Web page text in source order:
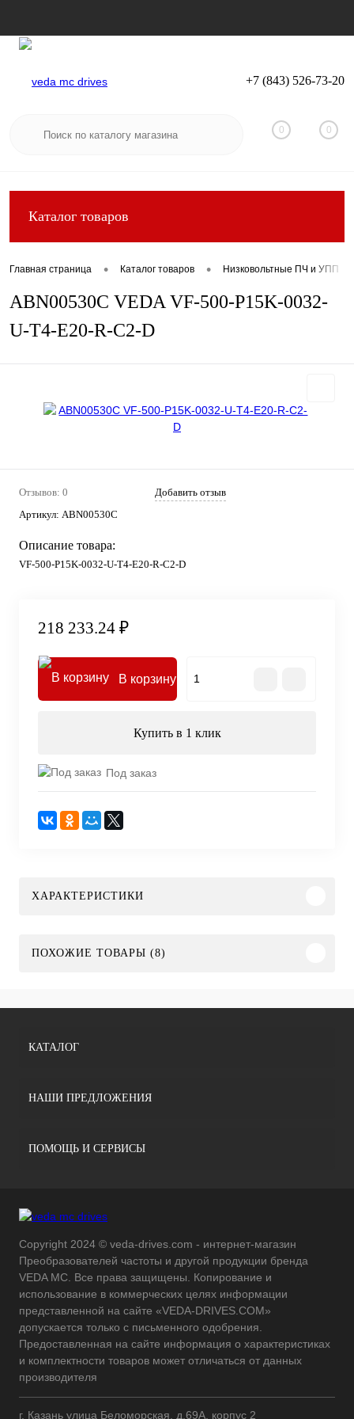
Вход Регистрация
+7 (843) 526-73-20
0 0
Каталог товаров
Главная страница • Каталог товаров • Низковольтные ПЧ и УПП
ABN00530C VEDA VF-500-P15K-0032-
U-T4-E20-R-C2-D
Отзывов: 0
Добавить отзыв
Артикул: ABN00530C
Описание товара:
VF-500-P15K-0032-U-T4-E20-R-C2-D
218 233.24 ₽
В корзину
Купить в 1 клик
Под заказ
ХАРАКТЕРИСТИКИ
ПОХОЖИЕ ТОВАРЫ (8)
КАТАЛОГ
НАШИ ПРЕДЛОЖЕНИЯ
ПОМОЩЬ И СЕРВИСЫ
Copyright 2024 © veda-drives.com - интернет-магазин
Преобразователей частоты и другой продукции бренда
VEDA MC. Все права защищены. Копирование и
использование в коммерческих целях информации
представленной на сайте «VEDA-DRIVES.COM»
допускается только с письменного одобрения.
Предоставленная на сайте информация о характеристиках
и комплектности товаров может отличаться от данных
производителя
г. Казань улица Беломорская, д.69А, корпус 2